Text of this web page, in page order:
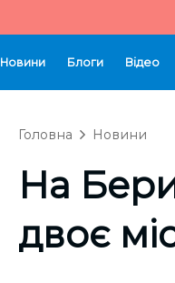
Новини Блоги Відео
Головна Новини
На
двоє